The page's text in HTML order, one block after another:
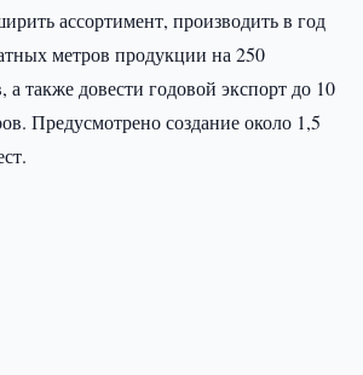
ассортимент, производить в год
метров продукции на 250
также довести годовой экспорт до 10
Предусмотрено создание около 1,5